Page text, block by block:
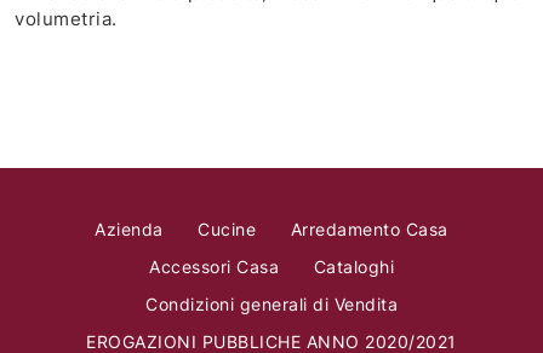
volumetria.
Azienda Cucine
Arredamento Casa
Accessori Casa
Cataloghi
Condizioni generali di Vendita
EROGAZIONI PUBBLICHE ANNO 2020/2021